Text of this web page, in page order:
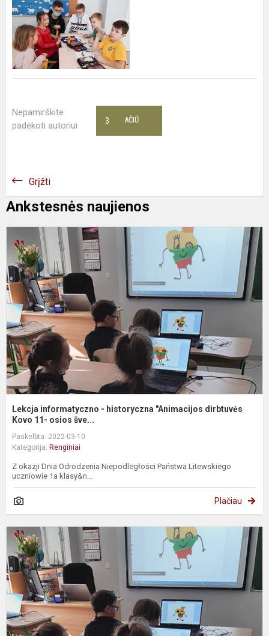
Nepamirškite
padėkoti autoriui
AČIŪ
3
Grįžti
Ankstesnės naujienos
Lekcja informatyczno - historyczna "Animacijos dirbtuvės
Kovo 11- osios šve...
Paskelbta: 2022-03-10
Kategorija: Renginiai
Z okazji Dnia Odrodzenia Niepodległości Państwa Litewskiego
uczniowie 1a klasy&n...
Plačiau